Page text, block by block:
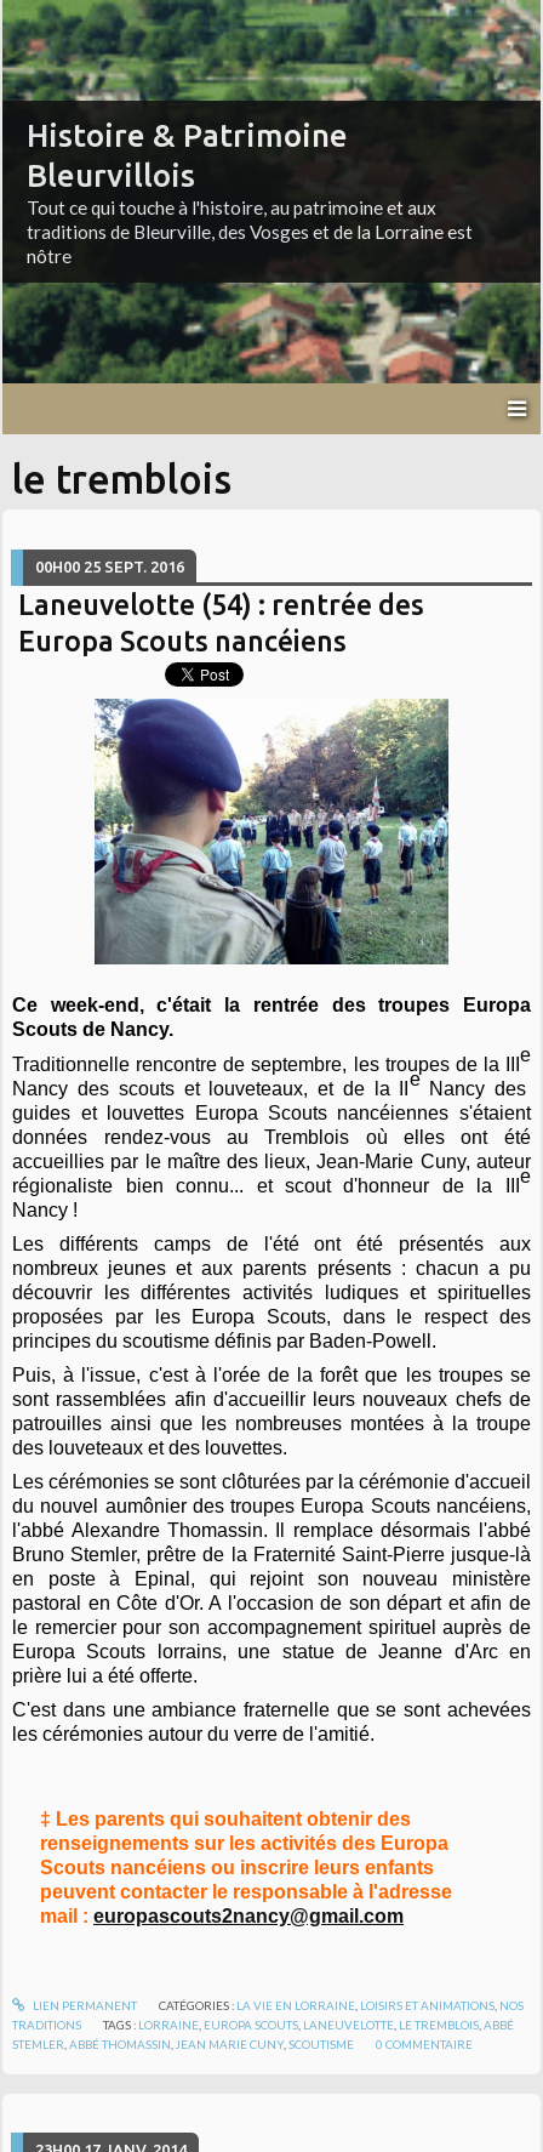
Histoire & Patrimoine
Bleurvillois
Tout ce qui touche à l'histoire, au patrimoine et aux
traditions de Bleurville, des Vosges et de la Lorraine est
nôtre
le tremblois
00H00 25 SEPT. 2016
Laneuvelotte (54) : rentrée des
Europa Scouts nancéiens
Ce week-end, c'était la rentrée des troupes Europa
Scouts de Nancy.
Traditionnelle rencontre de septembre, les troupes de la III e
Nancy des scouts et louveteaux, et de la II e Nancy des
guides et louvettes Europa Scouts nancéiennes s'étaient
données rendez-vous au Tremblois où elles ont été
accueillies par le maître des lieux, Jean-Marie Cuny, auteur
régionaliste bien connu... et scout d'honneur de la III e
Nancy !
Les différents camps de l'été ont été présentés aux
nombreux jeunes et aux parents présents : chacun a pu
découvrir les différentes activités ludiques et spirituelles
proposées par les Europa Scouts, dans le respect des
principes du scoutisme définis par Baden-Powell.
Puis, à l'issue, c'est à l'orée de la forêt que les troupes se
sont rassemblées afin d'accueillir leurs nouveaux chefs de
patrouilles ainsi que les nombreuses montées à la troupe
des louveteaux et des louvettes.
Les cérémonies se sont clôturées par la cérémonie d'accueil
du nouvel aumônier des troupes Europa Scouts nancéiens,
l'abbé Alexandre Thomassin. Il remplace désormais l'abbé
Bruno Stemler, prêtre de la Fraternité Saint-Pierre jusque-là
en poste à Epinal, qui rejoint son nouveau ministère
pastoral en Côte d'Or. A l'occasion de son départ et afin de
le remercier pour son accompagnement spirituel auprès de
Europa Scouts lorrains, une statue de Jeanne d'Arc en
prière lui a été offerte.
C'est dans une ambiance fraternelle que se sont achevées
les cérémonies autour du verre de l'amitié.
‡ Les parents qui souhaitent obtenir des
renseignements sur les activités des Europa
Scouts nancéiens ou inscrire leurs enfants
peuvent contacter le responsable à l'adresse
mail : europascouts2nancy@gmail.com
LIEN PERMANENT CATÉGORIES : LA VIE EN LORRAINE, LOISIRS ET ANIMATIONS, NOS
TRADITIONS
TAGS : LORRAINE, EUROPA SCOUTS, LANEUVELOTTE, LE TREMBLOIS,ABBÉ
STEMLER,ABBÉ THOMASSIN,JEAN MARIE CUNY,SCOUTISME 0 COMMENTAIRE